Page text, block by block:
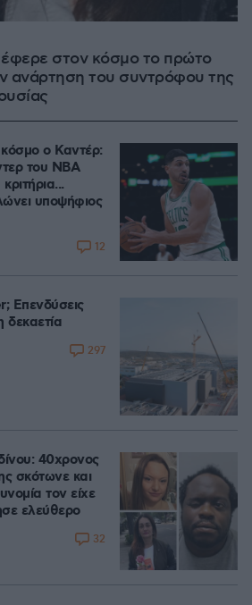
στον κόσμο το πρώτο
ανάρτηση του συντρόφου της
ο Καντέρ:
του NBA
υποψήφιος
12
Επενδύσεις
δεκαετία
297
40χρονος
σκότωνε και
τον είχε
ελεύθερο
32